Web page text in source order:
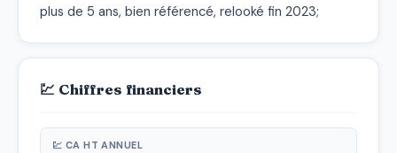
plus de 5 ans, bien référencé, relooké fin 2023;
💹 Chiffres financiers
💹 CA HT ANNUEL